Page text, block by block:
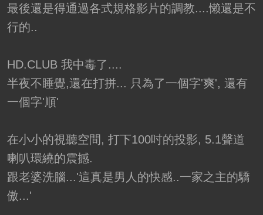
最後還是得通過各式規格影片的調教....懒還是不
行的..
HD.CLUB 我中毒了....
半夜不睡覺,還在打拼... 只為了一個字'爽', 還有
一個字'順'
在小小的視聽空間, 打下100吋的投影, 5.1聲道
喇叭環繞的震撼.
跟老婆洗腦...'這真是男人的快感..一家之主的驕
傲...'